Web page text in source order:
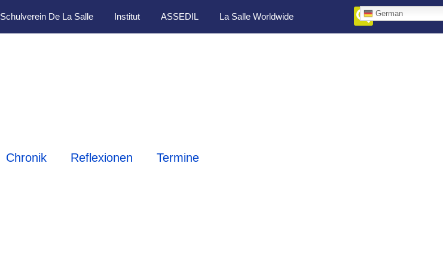
German
Schulverein De La Salle Institut ASSEDIL La Salle Worldwide
Chronik Reflexionen Termine